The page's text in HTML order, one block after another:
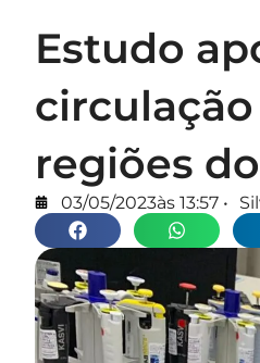
Estudo
regiões
03/05/2023às 13:57 •